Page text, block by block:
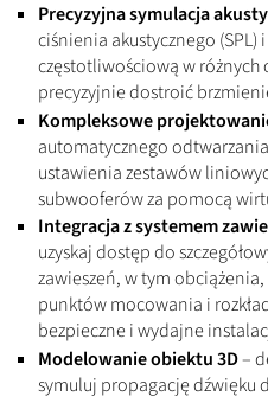
Precyzyjna symulacja
ciśnienia akustycznego (SPL)
częstotliwościową w
precyzyjnie dostroić
Kompleksowe
automatycznego
ustawienia zestawów
subwooferów za pomocą
Integracja z systemem
uzyskaj dostęp do
zawieszeń, w tym
punktów mocowania i
bezpieczne i wydajne
Modelowanie obiektu 3D–
symuluj propagację dźwięku